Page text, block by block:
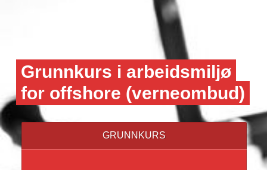
Grunnkurs i arbeidsmiljø
for offshore (verneombud)
GRUNNKURS